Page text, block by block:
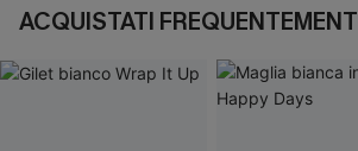
ACQUISTATI